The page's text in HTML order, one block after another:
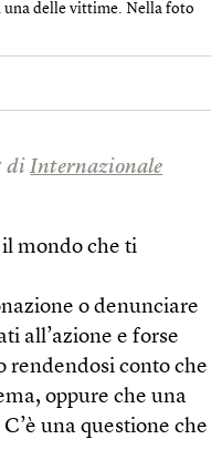
una delle vittime. Nella foto
diInternazionale
mondo che ti
o denunciare
all’azione e forse
rendendosi conto che
oppure che una
una questione che